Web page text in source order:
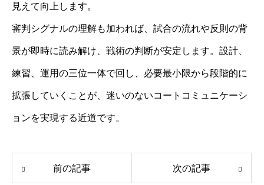
見えて向上します。
審判シグナルの理解も加われば、試合の流れや反則の背
景が即時に読み解け、戦術の判断が安定します。設計、
練習、運用の三位一体で回し、必要最小限から段階的に
拡張していくことが、迷いのないコートコミュニケーシ
ョンを実現する近道です。
前の記事 次の記事